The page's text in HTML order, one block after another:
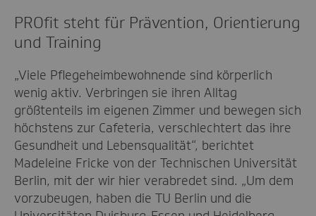
PROfit steht für Prävention, Orientierung
und Training
„Viele Pflegeheimbewohnende sind körperlich
wenig aktiv. Verbringen sie ihren Alltag
größtenteils im eigenen Zimmer und bewegen sich
höchstens zur Cafeteria, verschlechtert das ihre
Gesundheit und Lebensqualität“, berichtet
Madeleine Fricke von der Technischen Universität
Berlin, mit der wir hier verabredet sind. „Um dem
vorzubeugen, haben die TU Berlin und die